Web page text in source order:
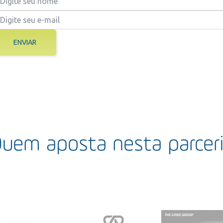
ENVIAR
aposta nesta